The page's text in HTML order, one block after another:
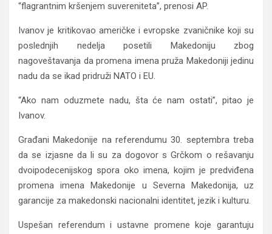
“flagrantnim kršenjem suvereniteta”, prenosi AP.
Ivanov je kritikovao američke i evropske zvaničnike koji su
poslednjih nedelja posetili Makedoniju zbog
nagoveštavanja da promena imena pruža Makedoniji jedinu
nadu da se ikad pridruži NATO i EU.
“Ako nam oduzmete nadu, šta će nam ostati”, pitao je
Ivanov.
Građani Makedonije na referendumu 30. septembra treba
da se izjasne da li su za dogovor s Grčkom o rešavanju
dvoipodecenijskog spora oko imena, kojim je predviđena
promena imena Makedonije u Severna Makedonija, uz
garancije za makedonski nacionalni identitet, jezik i kulturu.
Uspešan referendum i ustavne promene koje garantuju